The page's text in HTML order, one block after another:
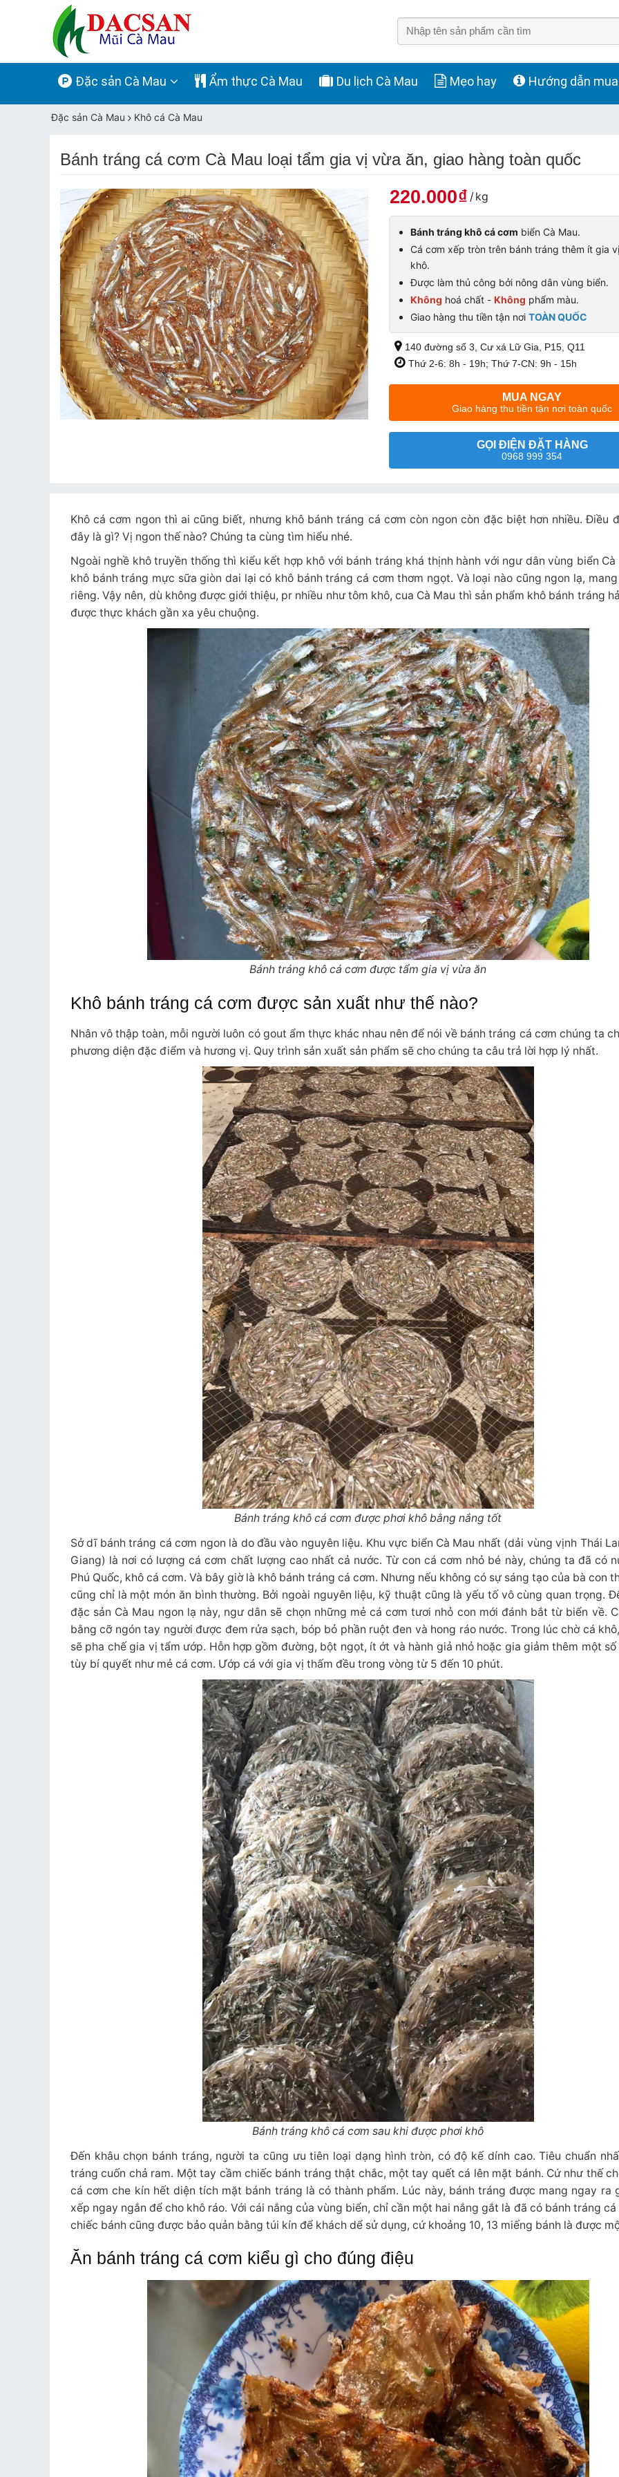
Đặc sản Cà Mau Ẩm thực Cà Mau Du lịch Cà Mau Mẹo hay Hướng dẫn
Đặc sản Cà Mau Khô cá Cà Mau
Bánh tráng cá cơm Cà Mau loại tẩm gia vị vừa ăn, giao hàng toàn quốc
220.000₫ /kg
Bánh tráng khô cá cơm biển Cà Mau.
Cá cơm xếp tròn trên bánh tráng thêm ít gia
khô.
Được làm thủ công bởi nông dân vùng biển.
Không hoá chất - Không phẩm màu.
Giao hàng thu tiền tận nơi TOÀN QUỐC
140 đường số 3, Cư xá Lữ Gia, P15, Q11
Thứ 2-6: 8h - 19h; Thứ 7-CN: 9h - 15h
MUA NGAY
Giao hàng thu tiền tận nơi toàn quốc
GỌI ĐIỆN ĐẶT HÀNG
0968 999 354
Khô cá cơm ngon thì ai cũng biết, nhưng khô bánh tráng cá cơm còn ngon còn đặc biệt hơn nhiều. Điều
đây là gì? Vị ngon thế nào? Chúng ta cùng tìm hiểu nhé.
Ngoài nghề khô truyền thống thì kiểu kết hợp khô với bánh tráng khá thịnh hành với ngư dân vùng biển Cà
khô bánh tráng mực sữa giòn dai lại có khô bánh tráng cá cơm thơm ngọt. Và loại nào cũng ngon lạ,
riêng. Vậy nên, dù không được giới thiệu, pr nhiều như tôm khô, cua Cà Mau thì sản phẩm khô bánh tráng
được thực khách gần xa yêu chuộng.
Bánh tráng khô cá cơm được tẩm gia vị vừa ăn
Khô bánh tráng cá cơm được sản xuất như thế nào?
Nhân vô thập toàn, mỗi người luôn có gout ẩm thực khác nhau nên để nói về bánh tráng cá cơm chúng ta
phương diện đặc điểm và hương vị. Quy trình sản xuất sản phẩm sẽ cho chúng ta câu trả lời hợp lý nhất.
Bánh tráng khô cá cơm được phơi khô bằng nắng tốt
Sở dĩ bánh tráng cá cơm ngon là do đầu vào nguyên liệu. Khu vực biển Cà Mau nhất (dải vùng vịnh Thái
Giang) là nơi có lượng cá cơm chất lượng cao nhất cả nước. Từ con cá cơm nhỏ bé này, chúng ta đã có
Phú Quốc, khô cá cơm. Và bây giờ là khô bánh tráng cá cơm. Nhưng nếu không có sự sáng tạo của bà con
cũng chỉ là một món ăn bình thường. Bởi ngoài nguyên liệu, kỹ thuật cũng là yếu tố vô cùng quan trọng.
đặc sản Cà Mau ngon lạ này, ngư dân sẽ chọn những mẻ cá cơm tươi nhỏ con mới đánh bắt từ biển về.
bằng cỡ ngón tay người được đem rửa sạch, bóp bỏ phần ruột đen và hong ráo nước. Trong lúc chờ cá
sẽ pha chế gia vị tẩm ướp. Hỗn hợp gồm đường, bột ngọt, ít ớt và hành giả nhỏ hoặc gia giảm thêm một số
tùy bí quyết như mẻ cá cơm. Ướp cá với gia vị thấm đều trong vòng từ 5 đến 10 phút.
Bánh tráng khô cá cơm sau khi được phơi khô
Đến khâu chọn bánh tráng, người ta cũng ưu tiên loại dạng hình tròn, có độ kế dính cao. Tiêu chuẩn
tráng cuốn chả ram. Một tay cầm chiếc bánh tráng thật chắc, một tay quết cá lên mặt bánh. Cứ như thế
cá cơm che kín hết diện tích mặt bánh tráng là có thành phẩm. Lúc này, bánh tráng được mang ngay ra
xếp ngay ngắn để cho khô ráo. Với cái nắng của vùng biển, chỉ cần một hai nắng gắt là đã có bánh tráng cá
chiếc bánh cũng được bảo quản bằng túi kín để khách dể sử dụng, cứ khoảng 10, 13 miếng bánh là được
Ăn bánh tráng cá cơm kiểu gì cho đúng điệu